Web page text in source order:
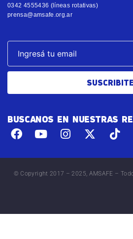
0342 4555436 (líneas rotativas)
prensa@amsafe.org.ar
SUSCRIBITE
BUSCANOS EN NUESTRAS
© Copyright 2017 – 2025, AMSAFE –